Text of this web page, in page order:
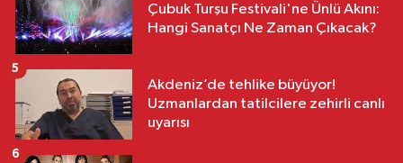
Çubuk Turşu Festivali'ne Ünlü Akını:
Hangi Sanatçı Ne Zaman Çıkacak?
Akdeniz’de tehlike büyüyor!
Uzmanlardan tatilcilere zehirli canlı
uyarısı
5
6